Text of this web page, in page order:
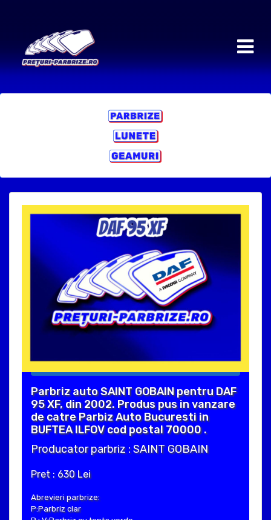
Parbriz auto SAINT GOBAIN pentru DAF
95 XF, din 2002. Produs pus in vanzare
de catre Parbiz Auto Bucuresti in
BUFTEA ILFOV cod postal 70000 .
Producator parbriz : SAINT GOBAIN
Pret : 630 Lei
Abrevieri parbrize:
P:Parbriz clar